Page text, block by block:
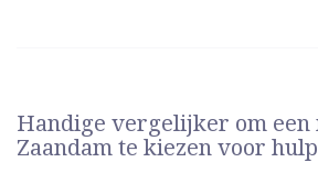
Handige vergelijker om
Zaandam te kiezen voor